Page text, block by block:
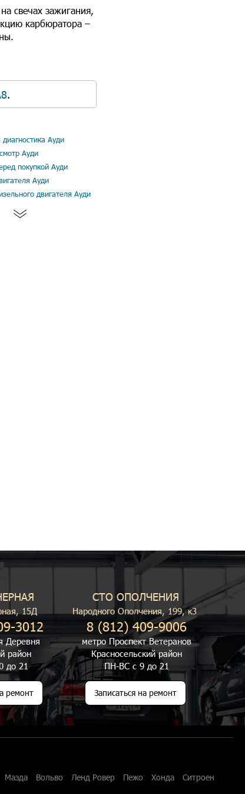
свечах зажигания,
карбюратора –
.
Ауди
Ауди
покупкой Ауди
Ауди
двигателя Ауди
15Д
3012
Деревня
район
до 21
ремонт
СТО ОПОЛЧЕНИЯ
Народного Ополчения, 199, к3
8 (812) 409-9006
метро Проспект Ветеранов
Красносельский район
ПН-ВС с 9 до 21
Записаться на ремонт
Мазда Вольво Ленд Ровер Пежо Хонда
Ситроен